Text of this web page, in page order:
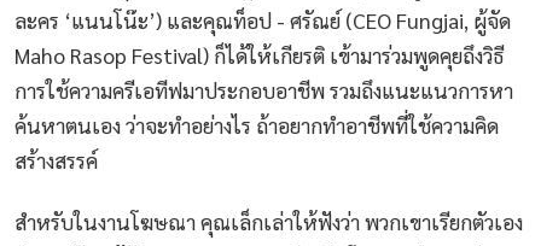
ละคร ‘แนนโน๊ะ’) และคุณท็อป - ศรัณย์ (CEO Fungjai, ผู้จัด
Maho Rasop Festival) ก็ได้ให้เกียรติ เข้ามาร่วมพูดคุยถึงวิธี
การใช้ความครีเอทีฟมาประกอบอาชีพ รวมถึงแนะแนวการหา
ค้นหาตนเอง ว่าจะทำอย่างไร ถ้าอยากทำอาชีพที่ใช้ความคิด
สร้างสรรค์
สำหรับในงานโฆษณา คุณเล็กเล่าให้ฟังว่า พวกเขาเรียกตัวเอง